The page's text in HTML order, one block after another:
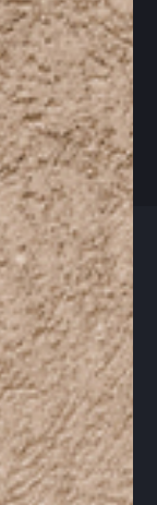
1080p